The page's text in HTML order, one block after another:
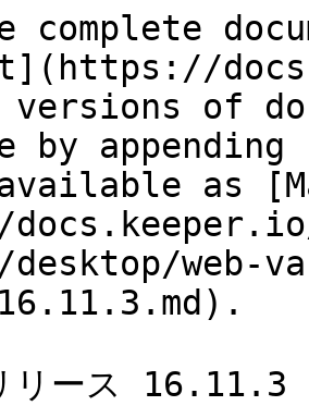
complete
versions of
by
as
web-
リース 16.11.3